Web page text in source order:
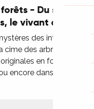
- Du sous-sol
le vivant dans
des interactions
cime des arbres, à
en forêt des
encore dans...